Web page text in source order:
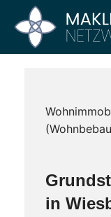
Inhalt
springenMaklerinnen
Vier
Büros
in